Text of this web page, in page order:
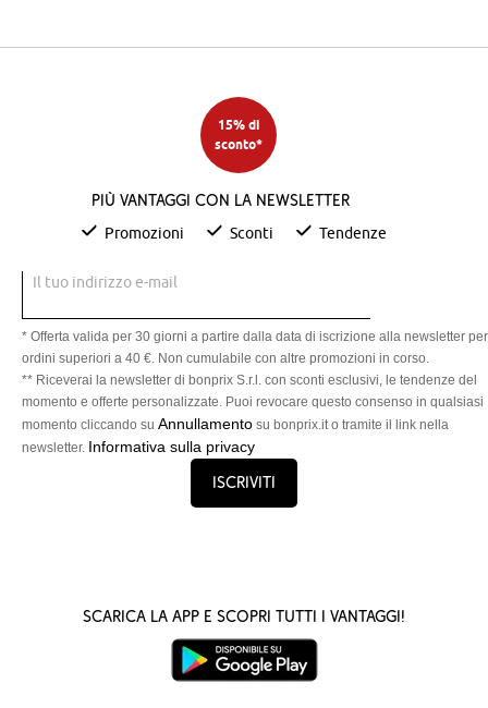
15% di
sconto*
Più vantaggi con la newsletter
Promozioni Sconti Tendenze
Il tuo indirizzo e-mail
* Offerta valida per 30 giorni a partire dalla data di iscrizione alla newsletter per
ordini superiori a 40 €. Non cumulabile con altre promozioni in corso.
** Riceverai la newsletter di bonprix S.r.l. con sconti esclusivi, le tendenze del
momento e offerte personalizzate. Puoi revocare questo consenso in qualsiasi
momento cliccando su Annullamento su bonprix.it o tramite il link nella
newsletter. Informativa sulla privacy
Iscriviti
Scarica la App e scopri tutti i vantaggi!